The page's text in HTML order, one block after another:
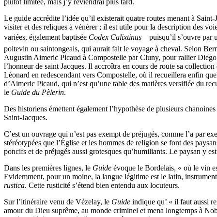
plutôt limitée, mais j’y reviendrai plus tard.
Le guide accrédite l’idée qu’il existerait quatre routes menant à
visiter et des reliques à vénérer ; il est utile pour la description des
variées, également baptisée Codex Calixtinus – puisqu’il s’ouvre par
poitevin ou saintongeais, qui aurait fait le voyage à cheval. Selon
Augustin Aimeric Picaud à Compostelle par Cluny, pour rallier
l’honneur de saint Jacques. Il accroîtra en cours de route sa
Léonard en redescendant vers Compostelle, où il recueillera enfin
d’Aimeric Picaud, qui n’est qu’une table des matières versifiée du
le Guide du Pèlerin.
Des historiens émettent également l’hypothèse de plusieurs
Saint-Jacques.
C’est un ouvrage qui n’est pas exempt de préjugés, comme l’a par
stéréotypées que l’Église et les hommes de religion se font des
poncifs et de préjugés aussi grotesques qu’humiliants. Le paysan y
Dans les premières lignes, le Guide évoque le Bordelais, « où le vin
Evidemment, pour un moine, la langue légitime est le latin,
rustica. Cette rusticité s’étend bien entendu aux locuteurs.
Sur l’itinéraire venu de Vézelay, le Guide indique qu’ « il faut aussi
amour du Dieu suprême, au monde criminel et mena longtemps à